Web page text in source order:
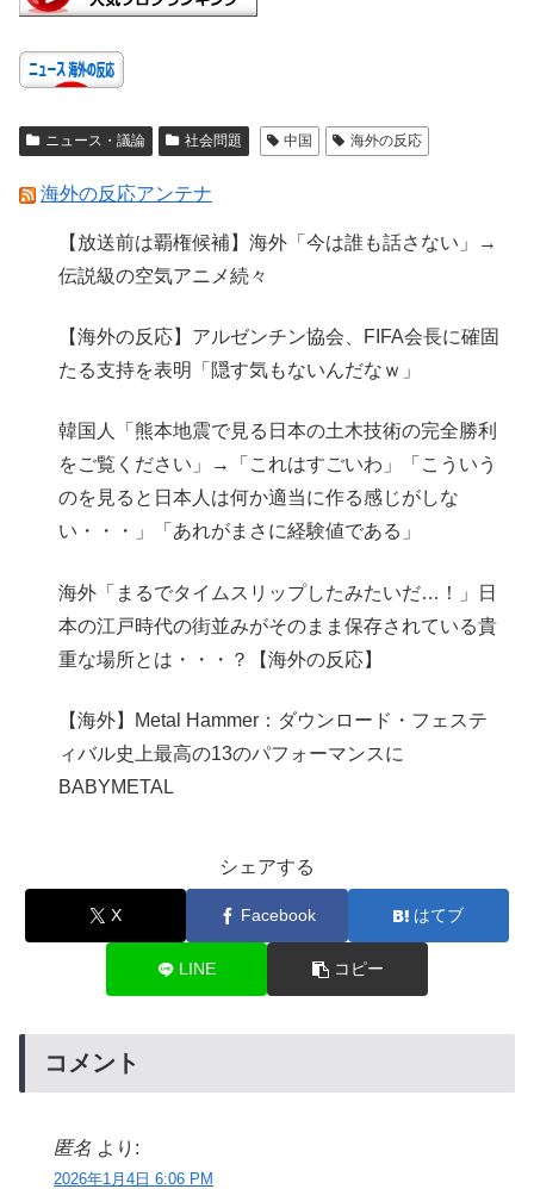
ニュース・議論 社会問題 中国 海外の反応
海外の反応アンテナ
【放送前は覇権候補】海外「今は誰も話さない」→
伝説級の空気アニメ続々
【海外の反応】アルゼンチン協会、FIFA会長に確固
たる支持を表明「隠す気もないんだなｗ」
韓国人「熊本地震で見る日本の土木技術の完全勝利
をご覧ください」→「これはすごいわ」「こういう
のを見ると日本人は何か適当に作る感じがしな
い・・・」「あれがまさに経験値である」
海外「まるでタイムスリップしたみたいだ…！」日
本の江戸時代の街並みがそのまま保存されている貴
重な場所とは・・・？【海外の反応】
【海外】Metal Hammer：ダウンロード・フェステ
ィバル史上最高の13のパフォーマンスに
BABYMETAL
シェアする
X Facebook はてブ
LINE コピー
コメント
匿名 より:
2026年1月4日 6:06 PM